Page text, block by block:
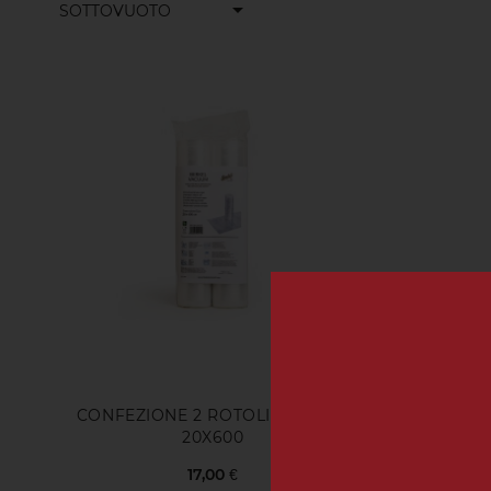
SOTTOVUOTO arrow_drop_down
CONFEZIONE 2 ROTOLI VACUUM
20X600
17,00 €